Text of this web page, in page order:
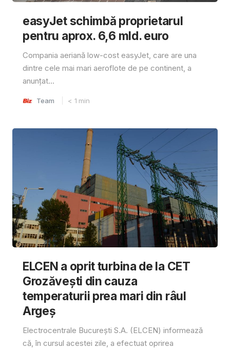
easyJet schimbă proprietarul
pentru aprox. 6,6 mld. euro
Compania aeriană low-cost easyJet, care are una
dintre cele mai mari aeroflote de pe continent, a
anunțat...
Team < 1 min
ELCEN a oprit turbina de la CET
Grozăvești din cauza
temperaturii prea mari din râul
Argeș
Electrocentrale București S.A. (ELCEN) informează
că, în cursul acestei zile, a efectuat oprirea